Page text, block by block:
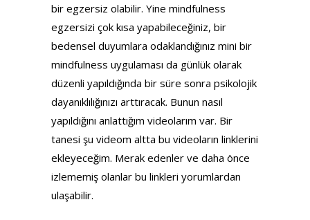
bir egzersiz olabilir. Yine mindfulness
egzersizi çok kısa yapabileceğiniz, bir
bedensel duyumlara odaklandığınız mini bir
mindfulness uygulaması da günlük olarak
düzenli yapıldığında bir süre sonra psikolojik
dayanıklılığınızı arttıracak. Bunun nasıl
yapıldığını anlattığım videolarım var. Bir
tanesi şu videom altta bu videoların linklerini
ekleyeceğim. Merak edenler ve daha önce
izlememiş olanlar bu linkleri yorumlardan
ulaşabilir.